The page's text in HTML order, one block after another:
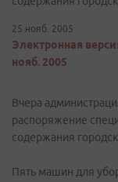
25 нояб. 2005
Электронная
нояб. 2005
Вчера
распоряжение
содержания
Пять машин для